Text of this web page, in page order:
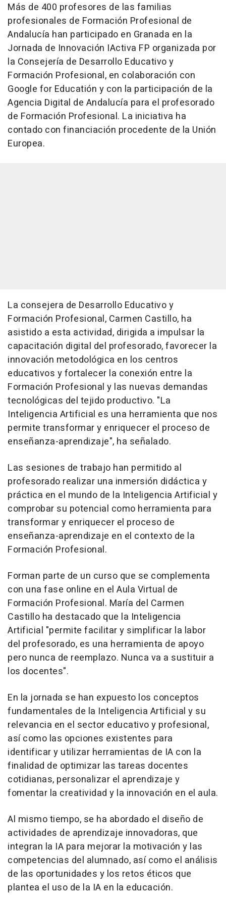
Más de 400 profesores de las familias
profesionales de Formación Profesional de
Andalucía han participado en Granada en la
Jornada de Innovación IActiva FP organizada por
la Consejería de Desarrollo Educativo y
Formación Profesional, en colaboración con
Google for Educatión y con la participación de la
Agencia Digital de Andalucía para el profesorado
de Formación Profesional. La iniciativa ha
contado con financiación procedente de la Unión
Europea.
La consejera de Desarrollo Educativo y
Formación Profesional, Carmen Castillo, ha
asistido a esta actividad, dirigida a impulsar la
capacitación digital del profesorado, favorecer la
innovación metodológica en los centros
educativos y fortalecer la conexión entre la
Formación Profesional y las nuevas demandas
tecnológicas del tejido productivo. "La
Inteligencia Artificial es una herramienta que nos
permite transformar y enriquecer el proceso de
enseñanza-aprendizaje", ha señalado.
Las sesiones de trabajo han permitido al
profesorado realizar una inmersión didáctica y
práctica en el mundo de la Inteligencia Artificial y
comprobar su potencial como herramienta para
transformar y enriquecer el proceso de
enseñanza-aprendizaje en el contexto de la
Formación Profesional.
Forman parte de un curso que se complementa
con una fase online en el Aula Virtual de
Formación Profesional. María del Carmen
Castillo ha destacado que la Inteligencia
Artificial "permite facilitar y simplificar la labor
del profesorado, es una herramienta de apoyo
pero nunca de reemplazo. Nunca va a sustituir a
los docentes".
En la jornada se han expuesto los conceptos
fundamentales de la Inteligencia Artificial y su
relevancia en el sector educativo y profesional,
así como las opciones existentes para
identificar y utilizar herramientas de IA con la
finalidad de optimizar las tareas docentes
cotidianas, personalizar el aprendizaje y
fomentar la creatividad y la innovación en el aula.
Al mismo tiempo, se ha abordado el diseño de
actividades de aprendizaje innovadoras, que
integran la IA para mejorar la motivación y las
competencias del alumnado, así como el análisis
de las oportunidades y los retos éticos que
plantea el uso de la IA en la educación.